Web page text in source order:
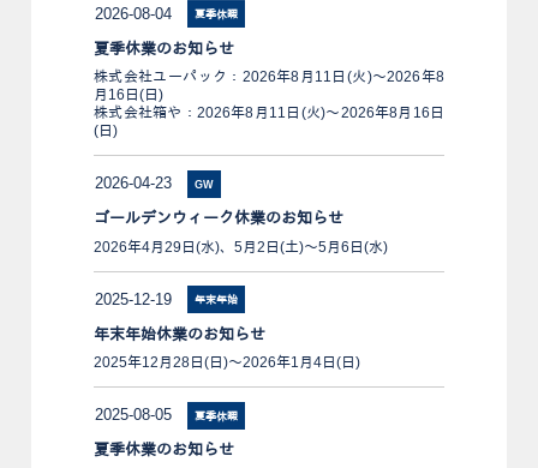
2026-08-04 夏季休暇
夏季休業のお知らせ
株式会社ユーパック：2026年8月11日(火)～2026年8
月16日(日)
株式会社箱や：2026年8月11日(火)～2026年8月16日
(日)
2026-04-23 GW
ゴールデンウィーク休業のお知らせ
2026年4月29日(水)、5月2日(土)～5月6日(水)
2025-12-19 年末年始
年末年始休業のお知らせ
2025年12月28日(日)～2026年1月4日(日)
2025-08-05 夏季休暇
夏季休業のお知らせ